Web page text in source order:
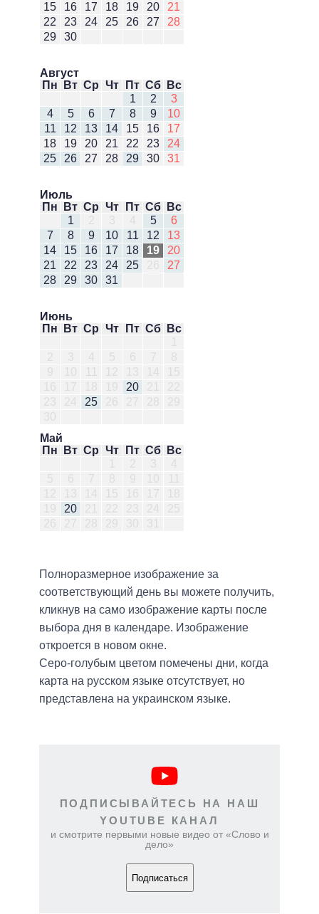
15
16 17 18 19 20
21
22
23 24 25 26 27
28
29
30
Август
Пн
Вт Ср Чт Пт Сб
Вс
1
2
3
4
5 6 7 8 9
10
11
12 13 14 15 16
17
18
19 20 21 22 23
24
25
26 27 28 29 30 31
Июль
Пн
Вт Ср Чт Пт Сб
Вс
1
5
6
7
8 9 10 11 12
13
14
15 16 17 18 19
20
21
22 23 24 25
27
28
29 30 31
Июнь
Пн
Вт Ср Чт Пт Сб
Вс
20
25
Май
Пн
Вт Ср Чт Пт Сб
Вс
20
Полноразмерное изображение за
соответствующий день вы можете получить,
кликнув на само изображение карты после
выбора дня в календаре. Изображение
откроется в новом окне.
Серо-голубым цветом помечены дни, когда
карта на русском языке отсутствует, но
представлена на украинском языке.
ПОДПИСЫВАЙТЕСЬ НА НАШ
YOUTUBE КАНАЛ
и смотрите первыми новые видео от «Слово и
дело»
Подписаться